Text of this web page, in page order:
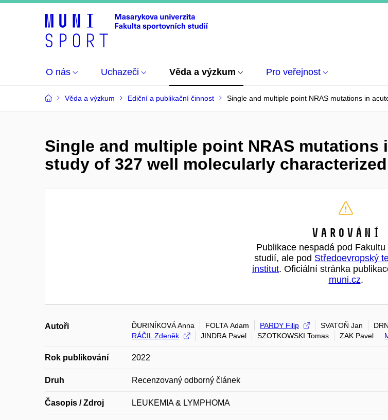
O nás Uchazeči Věda a výzkum Pro veřejnost
Věda a výzkum Ediční a publikační činnost Single and multiple point NRAS mutations in
Single and multiple point NRAS mutations
study of 327 well molecularly
Varování
Publikace nespadá pod
studií, ale pod Středoevropský
institut. Oficiální stránka
muni.cz.
Autoři ĎURINÍKOVÁ Anna FOLTA Adam PARDY Filip SVATOŇ Jan
RÁČIL Zdeněk
JINDRA Pavel SZOTKOWSKI Tomas ZAK Pavel
Rok publikování 2022
Druh Recenzovaný odborný článek
Časopis / Zdroj LEUKEMIA & LYMPHOMA